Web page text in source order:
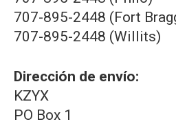
707-895-2448 (Fort
707-895-2448 (Willits)
Dirección de envío:
KZYX
PO Box 1